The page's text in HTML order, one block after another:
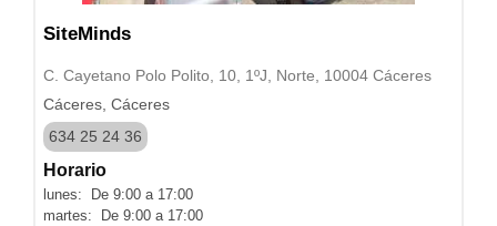
SiteMinds
C. Cayetano Polo Polito, 10, 1ºJ, Norte, 10004 Cáceres
Cáceres, Cáceres
634 25 24 36
Horario
lunes: De 9:00 a 17:00
martes: De 9:00 a 17:00